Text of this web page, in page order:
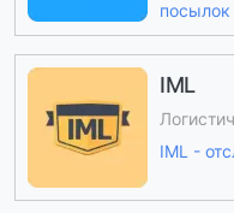
посылок
IML
IML -